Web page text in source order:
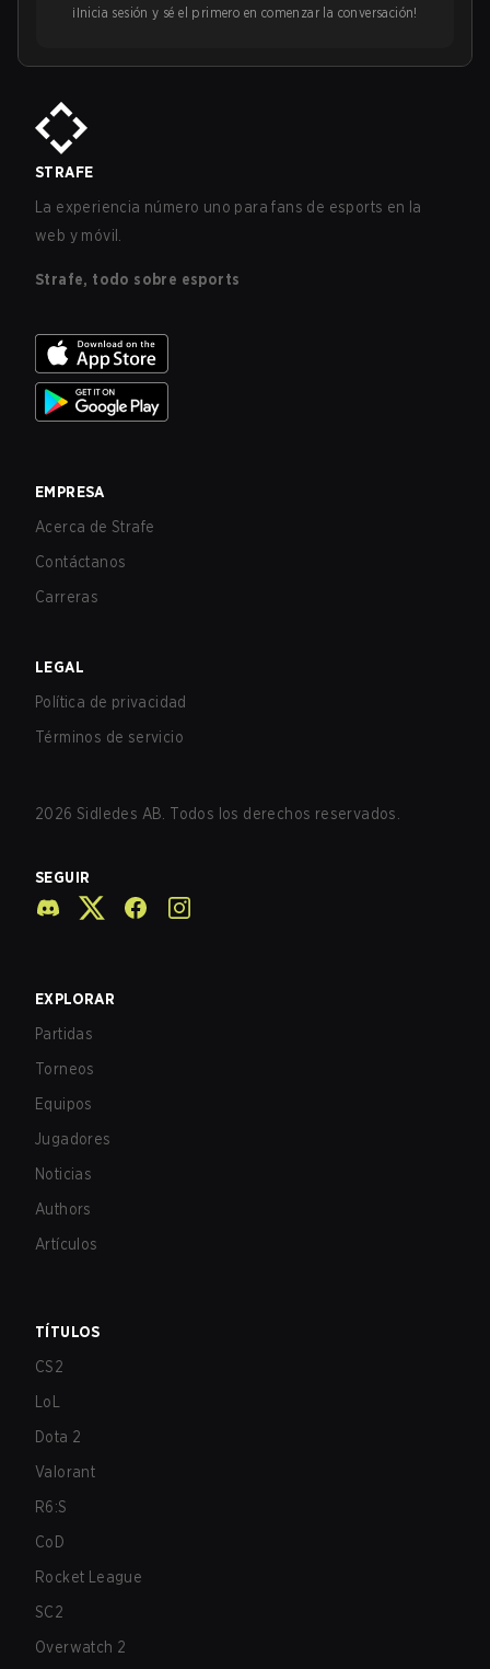
¡Inicia sesión y sé el primero en comenzar la conversación!
STRAFE
La experiencia número uno para fans de esports en la
web y móvil.
Strafe, todo sobre esports
EMPRESA
Acerca de Strafe
Contáctanos
Carreras
LEGAL
Política de privacidad
Términos de servicio
2026 Sidledes AB. Todos los derechos reservados.
SEGUIR
EXPLORAR
Partidas
Torneos
Equipos
Jugadores
Noticias
Authors
Artículos
TÍTULOS
CS2
LoL
Dota 2
Valorant
R6:S
CoD
Rocket League
SC2
Overwatch 2